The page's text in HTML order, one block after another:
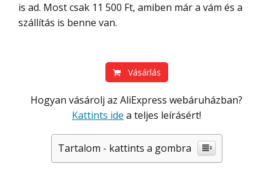
is ad. Most csak 11 500 Ft, amiben már a vám és a
szállítás is benne van.
Vásárlás
Hogyan vásárolj az AliExpress webáruházban?
Kattints ide a teljes leírásért!
Tartalom - kattints a gombra